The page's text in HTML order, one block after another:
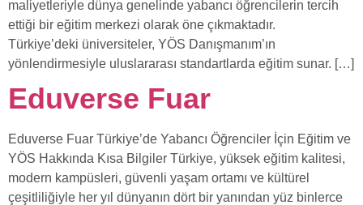
maliyetleriyle dünya genelinde yabancı öğrencilerin tercih
ettiği bir eğitim merkezi olarak öne çıkmaktadır.
Türkiye’deki üniversiteler, YÖS Danışmanım’ın
yönlendirmesiyle uluslararası standartlarda eğitim sunar. […]
Eduverse Fuar
Eduverse Fuar Türkiye’de Yabancı Öğrenciler İçin Eğitim ve
YÖS Hakkında Kısa Bilgiler Türkiye, yüksek eğitim kalitesi,
modern kampüsleri, güvenli yaşam ortamı ve kültürel
çeşitliliğiyle her yıl dünyanın dört bir yanından yüz binlerce